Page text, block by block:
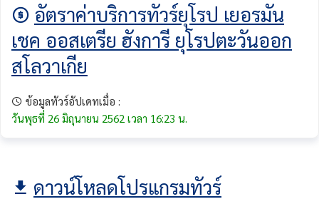
อัตราค่าบริการทัวร์ยุโรป เยอรมัน
เชค ออสเตรีย ฮังการี ยุโรปตะวันออก
สโลวาเกีย
ข้อมูลทัวร์อัปเดทเมื่อ :
วันพุธที่ 26 มิถุนายน 2562 เวลา 16:23 น.
ดาวน์โหลดโปรแกรมทัวร์